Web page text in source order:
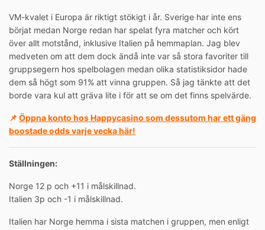
VM-kvalet i Europa är riktigt stökigt i år. Sverige har inte ens
börjat medan Norge redan har spelat fyra matcher och kört
över allt motstånd, inklusive Italien på hemmaplan. Jag blev
medveten om att dem dock ändå inte var så stora favoriter till
gruppsegern hos spelbolagen medan olika statistiksidor hade
dem så högt som 91% att vinna gruppen. Så jag tänkte att det
borde vara kul att gräva lite i för att se om det finns spelvärde.
📌 Öppna konto hos Happycasino som dessutom har ett gäng
boostade odds varje vecka här!
Ställningen:
Norge 12 p och +11 i målskillnad.
Italien 3p och -1 i målskillnad.
Italien har Norge hemma i sista matchen i gruppen, men enligt